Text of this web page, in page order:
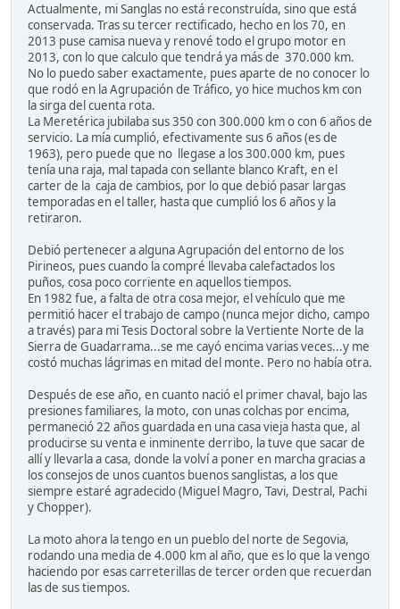
Actualmente, mi Sanglas no está reconstruída, sino que está
conservada. Tras su tercer rectificado, hecho en los 70, en
2013 puse camisa nueva y renové todo el grupo motor en
2013, con lo que calculo que tendrá ya más de 370.000 km.
No lo puedo saber exactamente, pues aparte de no conocer lo
que rodó en la Agrupación de Tráfico, yo hice muchos km con
la sirga del cuenta rota.
La Meretérica jubilaba sus 350 con 300.000 km o con 6 años de
servicio. La mía cumplió, efectivamente sus 6 años (es de
1963), pero puede que no llegase a los 300.000 km, pues
tenía una raja, mal tapada con sellante blanco Kraft, en el
carter de la caja de cambios, por lo que debió pasar largas
temporadas en el taller, hasta que cumplió los 6 años y la
retiraron.
Debió pertenecer a alguna Agrupación del entorno de los
Pirineos, pues cuando la compré llevaba calefactados los
puños, cosa poco corriente en aquellos tiempos.
En 1982 fue, a falta de otra cosa mejor, el vehículo que me
permitió hacer el trabajo de campo (nunca mejor dicho, campo
a través) para mi Tesis Doctoral sobre la Vertiente Norte de la
Sierra de Guadarrama...se me cayó encima varias veces...y me
costó muchas lágrimas en mitad del monte. Pero no había otra.
Después de ese año, en cuanto nació el primer chaval, bajo las
presiones familiares, la moto, con unas colchas por encima,
permaneció 22 años guardada en una casa vieja hasta que, al
producirse su venta e inminente derribo, la tuve que sacar de
allí y llevarla a casa, donde la volví a poner en marcha gracias a
los consejos de unos cuantos buenos sanglistas, a los que
siempre estaré agradecido (Miguel Magro, Tavi, Destral, Pachi
y Chopper).
La moto ahora la tengo en un pueblo del norte de Segovia,
rodando una media de 4.000 km al año, que es lo que la vengo
haciendo por esas carreterillas de tercer orden que recuerdan
las de sus tiempos.